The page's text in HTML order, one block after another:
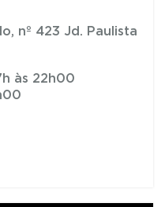
nº 423 Jd. Paulista
às 22h00